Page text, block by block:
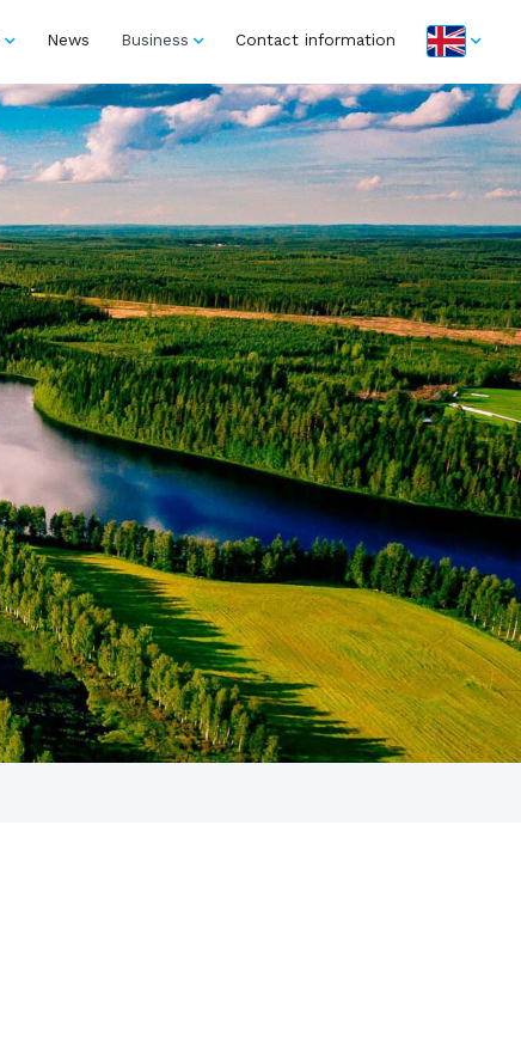
News Business Contact information